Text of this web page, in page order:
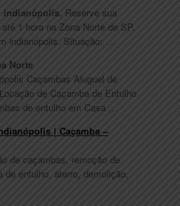
indianópolis. Reserve sua
1 hora na Zona Norte de SP.
indianópolis. Situação: …
Norte
Caçambas Aluguel de
de Caçamba de Entulho
de entulho em Casa …
| Caçamba –
de caçambas, remoção de
entulho, aterro, demolição,